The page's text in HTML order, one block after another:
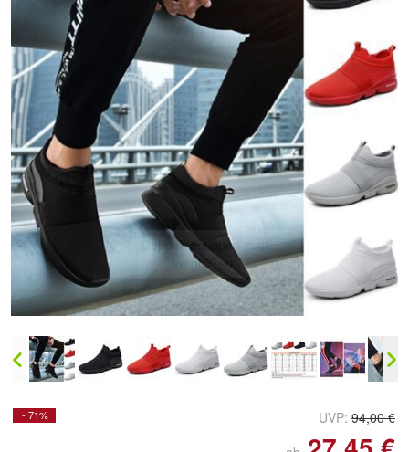
Doppelt antippen zum
vergrößern
- 71% UVP: 94,00 €